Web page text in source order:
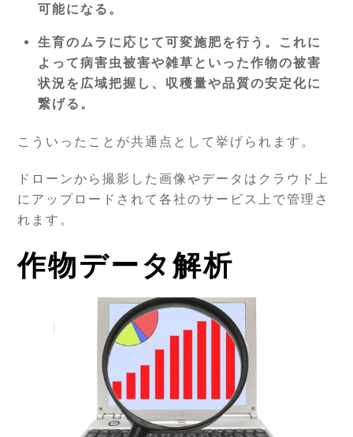
可能になる。
生育のムラに応じて可変施肥を行う。これに
よって病害虫被害や雑草といった作物の被害
状況を広域把握し、収穫量や品質の安定化に
繋げる。
こういったことが共通点として挙げられます。
ドローンから撮影した画像やデータはクラウド上
にアップロードされて各社のサービス上で管理さ
れます。
作物データ解析